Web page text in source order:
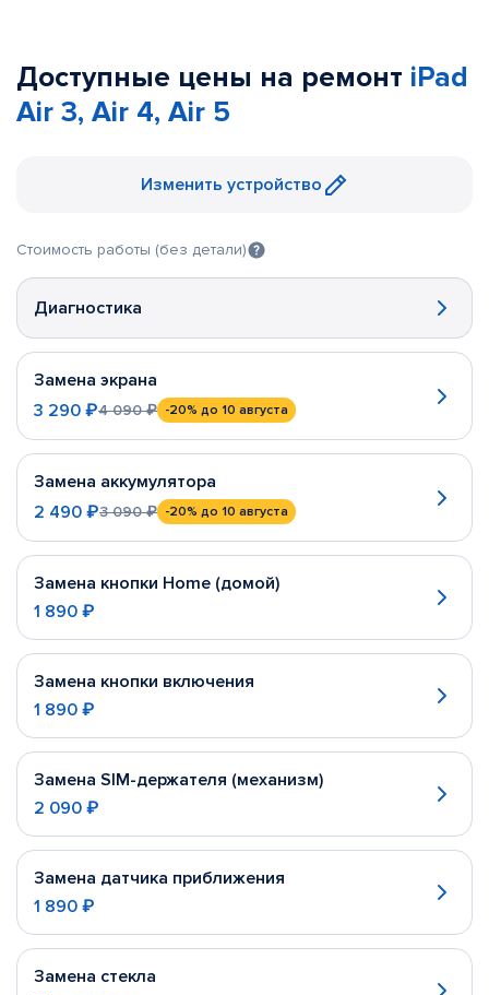
Доступные цены на ремонт iPad
Air 3, Air 4, Air 5
Изменить устройство
Стоимость работы (без детали)
Диагностика
Замена экрана
3 290 ₽4 090 ₽ -20% до 10 августа
Замена аккумулятора
2 490 ₽3 090 ₽ -20% до 10 августа
Замена кнопки Home (домой)
1 890 ₽
Замена кнопки включения
1 890 ₽
Замена SIM-держателя (механизм)
2 090 ₽
Замена датчика приближения
1 890 ₽
Замена стекла